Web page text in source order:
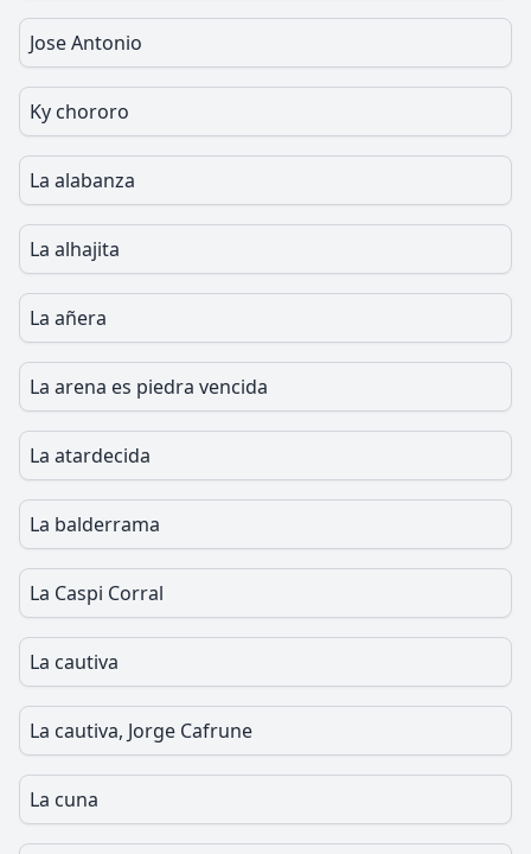
Jose Antonio
Ky chororo
La alabanza
La alhajita
La añera
La arena es piedra vencida
La atardecida
La balderrama
La Caspi Corral
La cautiva
La cautiva, Jorge Cafrune
La cuna